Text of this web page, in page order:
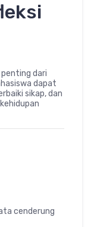
dari
dapat
sikap, dan
cenderung